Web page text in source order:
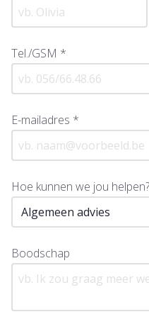
Tel./GSM *
E-mailadres *
Hoe kunnen we jou helpen?
Boodschap